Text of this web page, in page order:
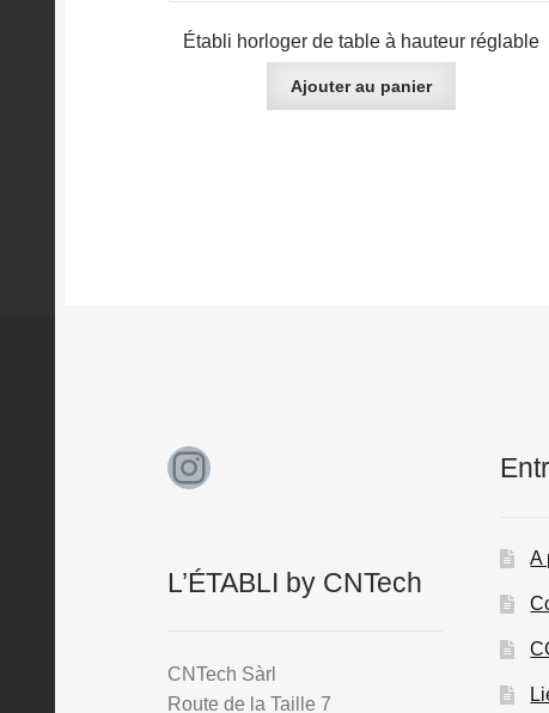
Établi horloger de table à hauteur réglable
Ajouter au panier
Instagram
L’ÉTABLI by CNTech
CNTech Sàrl
Route de la Taille 7
A